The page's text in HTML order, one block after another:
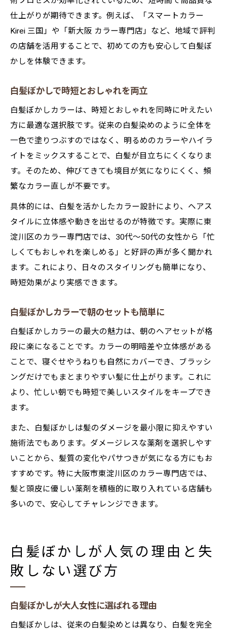
仕上がりが期待できます。例えば、「スマートカラー
Kirei 三国」や「新大阪 カラー専門店」など、地域で評判
の店舗を活用することで、初めての方も安心して白髪ぼ
かしを体験できます。
白髪ぼかしで時短とおしゃれを両立
白髪ぼかしカラーは、時短とおしゃれを同時に叶えたい
方に最適な選択肢です。従来の白髪染めのように全体を
一色で塗りつぶすのではなく、明るめのカラーやハイラ
イトをミックスすることで、白髪が目立ちにくくなりま
す。そのため、伸びてきても境目が気になりにくく、頻
繁なカラー直しが不要です。
具体的には、白髪を活かしたカラー設計により、ヘアス
タイルに立体感や動きを出せるのが特徴です。実際に東
淀川区のカラー専門店では、30代～50代の女性から「忙
しくてもおしゃれを楽しめる」と好評の声が多く聞かれ
ます。これにより、日々のスタイリングも簡単になり、
時短効果がより実感できます。
白髪ぼかしカラーで朝のセットも簡単に
白髪ぼかしカラーの最大の魅力は、朝のヘアセットが格
段に楽になることです。カラーの明暗差や立体感がある
ことで、寝ぐせやうねりも自然にカバーでき、ブラッシ
ングだけでもまとまりやすい髪に仕上がります。これに
より、忙しい朝でも時短で美しいスタイルをキープでき
ます。
また、白髪ぼかしは髪のダメージを最小限に抑えやすい
施術法でもあります。ダメージレスな薬剤を選択しやす
いことから、髪質の変化やパサつきが気になる方にもお
すすめです。特に大阪市東淀川区のカラー専門店では、
髪と頭皮に優しい薬剤を積極的に取り入れている店舗も
多いので、安心してチャレンジできます。
白髪ぼかしが人気の理由と失
敗しない選び方
白髪ぼかしが大人女性に選ばれる理由
白髪ぼかしは、従来の白髪染めとは異なり、白髪を完全